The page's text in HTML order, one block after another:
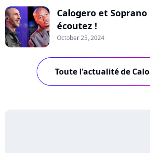
Calogero et Soprano
écoutez !
October 25, 2024
Toute l'actualité de